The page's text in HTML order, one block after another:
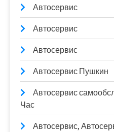
Автосервис
Автосервис
Автосервис
Автосервис Пушкин
Автосервис
Час
Автосервис,